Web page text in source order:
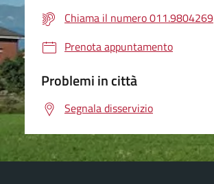
Chiama il numero 011.9804269
Prenota appuntamento
Problemi in città
Segnala disservizio